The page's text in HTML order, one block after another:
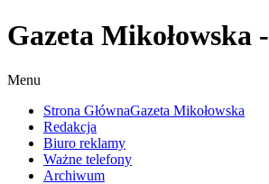
Gazeta Mikołowska -
Menu
Strona GłównaGazeta Mikołowska
Redakcja
Biuro reklamy
Ważne telefony
Archiwum